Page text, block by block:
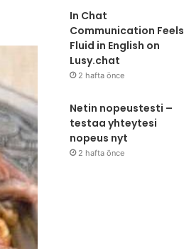
In Chat
Communication Feels
Fluid in English on
Lusy.chat
2 hafta önce
Netin nopeustesti –
testaa yhteytesi
nopeus nyt
2 hafta önce